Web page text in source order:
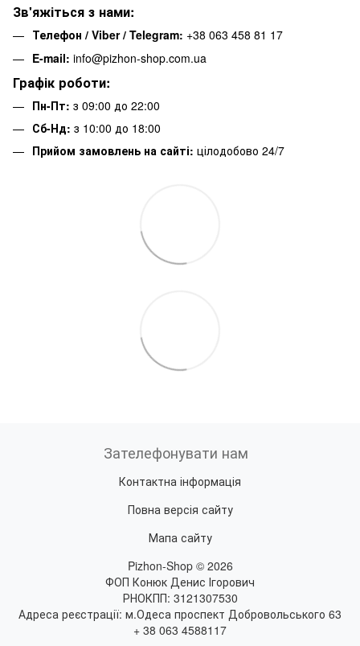
Зв'яжіться з нами:
Телефон / Viber / Telegram: +38 063 458 81 17
E-mail: info@pizhon-shop.com.ua
Графік роботи:
Пн-Пт: з 09:00 до 22:00
Сб-Нд: з 10:00 до 18:00
Прийом замовлень на сайті: цілодобово 24/7
Зателефонувати нам
Контактна інформація
Повна версія сайту
Мапа сайту
Pizhon-Shop © 2026
ФОП Конюк Денис Ігорович
РНОКПП: 3121307530
Адреса реєстрації: м.Одеса проспект Добровольського 63
+ 38 063 4588117